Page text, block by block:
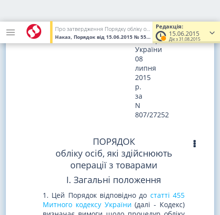
Редакція:
15.06.2015
Діє з 31.08.2015
Про затвердження Порядку обліку осіб, які під час провадження своєї діяльності є учасниками відносин, що регулюються законодавством України з питань митної справи
Наказ, Порядок від 15.06.2015 № 552 (Увага! Попередня
в
Міністерстві
юстиції
України
08
липня
2015
р.
за
N
807/27252
ПОРЯДОК
обліку осіб, які здійснюють
операції з товарами
I. Загальні положення
1. Цей Порядок відповідно до статті 455
Митного кодексу України (далі - Кодекс)